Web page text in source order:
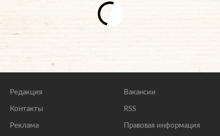
Редакция
Контакты
Реклама
Вакансии
RSS
Правовая информация